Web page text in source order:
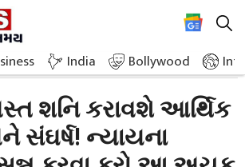
India Bollywood
»Set Saturn In The Horoscope Will Cause Financial
શનિ કરાવશે આર્થિક
ન્યાયના